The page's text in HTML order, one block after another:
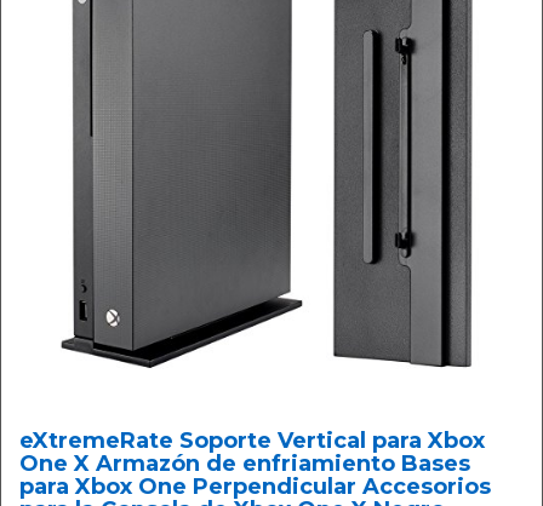
eXtremeRate Soporte Vertical para Xbox
One X Armazón de enfriamiento Bases
para Xbox One Perpendicular Accesorios